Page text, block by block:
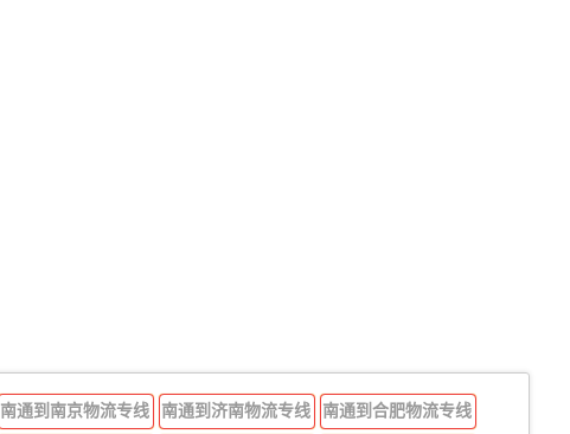
南通到南京物流专线 南通到济南物流专线 南通到合肥物流专线